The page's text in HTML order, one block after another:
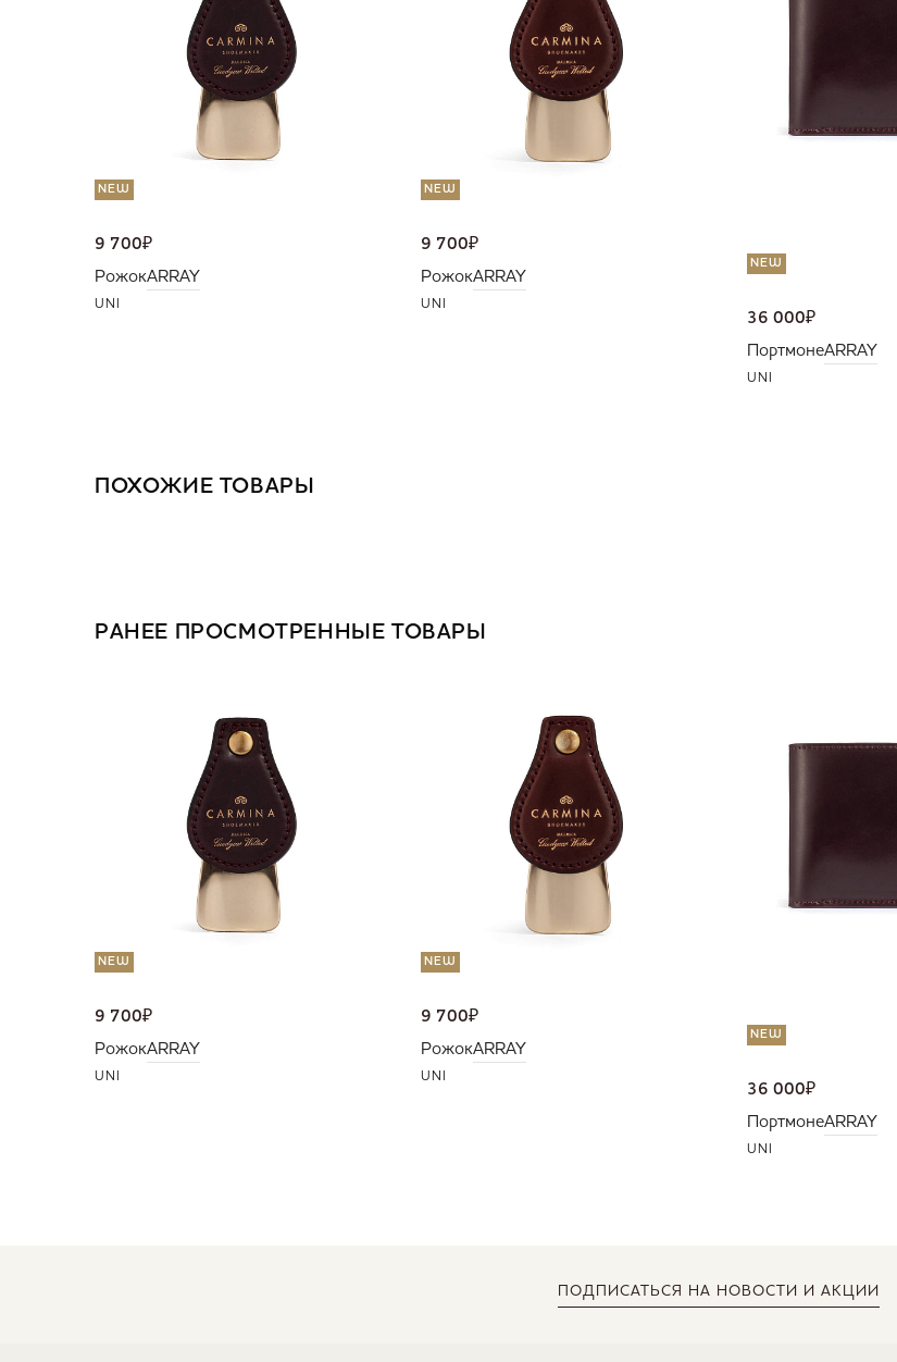
NEW
9 700₽
РожокARRAY
UNI
NEW
9 700₽
РожокARRAY
UNI
NEW
36 000₽
ПортмонеARRAY
UNI
ПОХОЖИЕ ТОВАРЫ
РАНЕЕ ПРОСМОТРЕННЫЕ ТОВАРЫ
NEW
9 700₽
РожокARRAY
UNI
NEW
9 700₽
РожокARRAY
UNI
NEW
36 000₽
ПортмонеARRAY
UNI
ПОДПИСАТЬСЯ НА НОВОСТИ И АКЦИИ